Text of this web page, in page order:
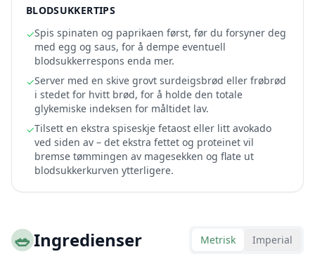
BLODSUKKERTIPS
✓Spis spinaten og paprikaen først, før du forsyner deg
med egg og saus, for å dempe eventuell
blodsukkerrespons enda mer.
✓Server med en skive grovt surdeigsbrød eller frøbrød
i stedet for hvitt brød, for å holde den totale
glykemiske indeksen for måltidet lav.
✓Tilsett en ekstra spiseskje fetaost eller litt avokado
ved siden av – det ekstra fettet og proteinet vil
bremse tømmingen av magesekken og flate ut
blodsukkerkurven ytterligere.
🥗Ingredienser Metrisk Imperial